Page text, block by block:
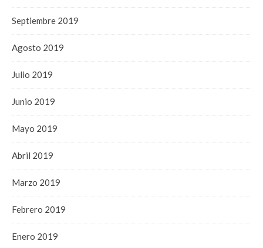
Septiembre 2019
Agosto 2019
Julio 2019
Junio 2019
Mayo 2019
Abril 2019
Marzo 2019
Febrero 2019
Enero 2019